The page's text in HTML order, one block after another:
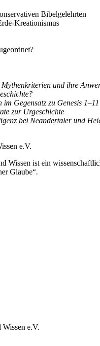
Bibelgelehrten
Kreationismus
und ihre
Gegensatz zu Genesis 1–11
zur Urgeschichte
bei Neandertaler und
e.V.
Wissen ist ein
Glaube“.
e.V.